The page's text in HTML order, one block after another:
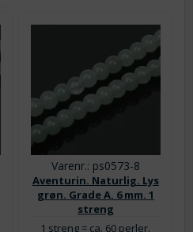
Varenr.: ps0573-8
Aventurin. Naturlig. Lys
grøn. Grade A. 6 mm. 1
streng
1 streng = ca. 60 perler.